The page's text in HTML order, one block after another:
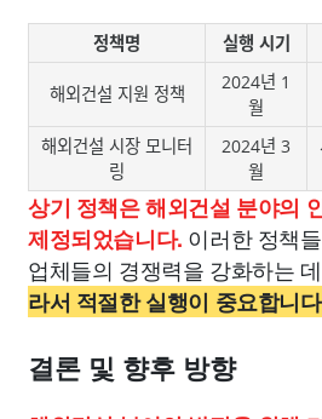
정책명 실행 시기
해외건설 지원 정책
2024년 1
월
해외건설 시장 모니터
링
2024년 3
월
상기 정책은 해외건설 분야의
제정되었습니다. 이러한 정책
업체들의 경쟁력을 강화하는
라서 적절한 실행이 중요합니
결론 및 향후 방향